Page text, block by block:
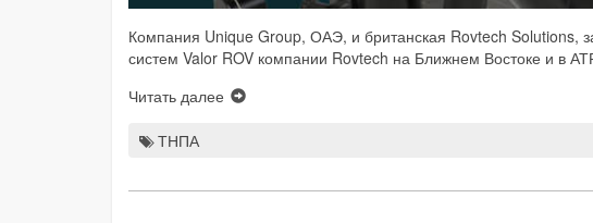
Компания Unique Group, ОАЭ, и британская Rovtech Solutions,
систем Valor ROV компании Rovtech на Ближнем Востоке и в
Читать далее
ТНПА